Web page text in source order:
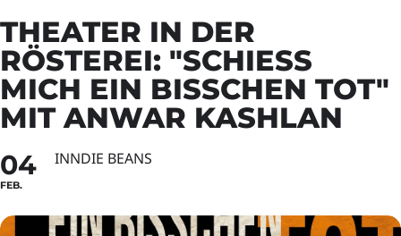
THEATER IN DER
RÖSTEREI: "SCHIESS M
ICH EIN BISSCHEN TOT" M
IT ANWAR KASHLAN
04
FEB.
INNDIE BEANS